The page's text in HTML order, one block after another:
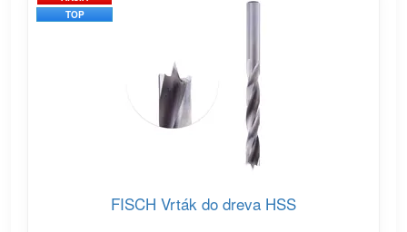
TOP
FISCH Vrták do dreva HSS